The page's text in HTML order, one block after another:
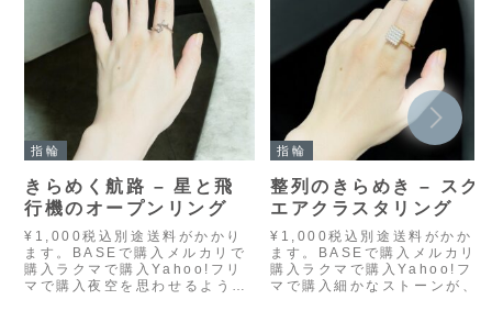
指輪
きらめく航路 – 星と飛
行機のオープンリング
¥1,000税込別途送料がかかり
ます。BASEで購入メルカリで
購入ラクマで購入Yahoo!フリ
マで購入夜空を思わせるよう
指輪
整列のきらめき – スク
エアクラスタリング
¥1,000税込別途送料がかかり
ます。BASEで購入メルカリで
購入ラクマで購入Yahoo!フリ
マで購入細かなストーンが、